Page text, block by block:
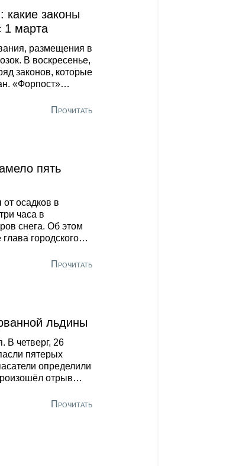
какие законы
1 марта
размещения в
В воскресенье,
законов, которые
«Форпост»
Прочитать
пять
осадков в
часа в
снега. Об этом
городского
шквалистый ветер.
Прочитать
льдины
В четверг, 26
пятерых
определили
отрыв
Прочитать